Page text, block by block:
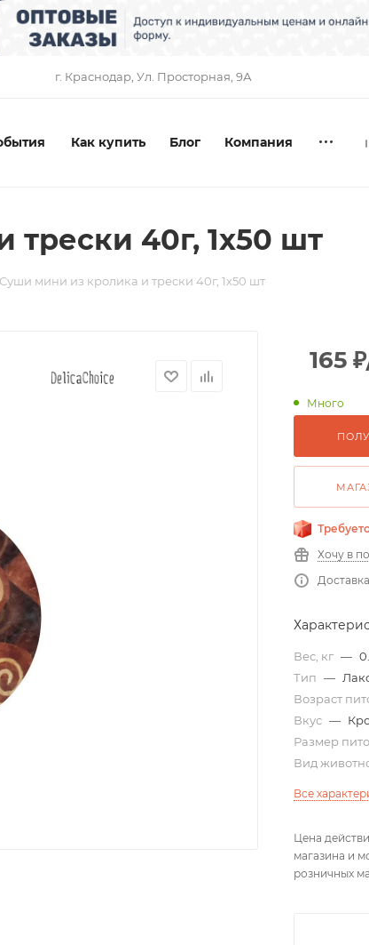
г. Краснодар, ​Ул. Просторная, 9А
Как купить Блог Компания
40г, 1х50 шт
мини из кролика и трески 40г, 1х50 шт
165 ₽
Много
Хочу в
Вес, кг —
Тип —
Возраст
Вкус —
Размер
Вид
Все
Цена
магазина и
розничных